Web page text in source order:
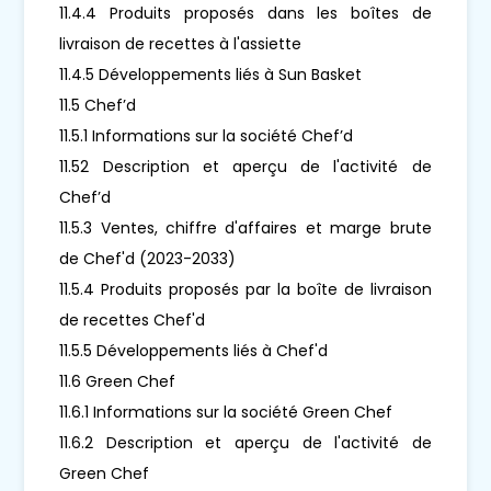
11.4.4 Produits proposés dans les boîtes de
livraison de recettes à l'assiette
11.4.5 Développements liés à Sun Basket
11.5 Chef’d
11.5.1 Informations sur la société Chef’d
11.52 Description et aperçu de l'activité de
Chef’d
11.5.3 Ventes, chiffre d'affaires et marge brute
de Chef'd (2023-2033)
11.5.4 Produits proposés par la boîte de livraison
de recettes Chef'd
11.5.5 Développements liés à Chef'd
11.6 Green Chef
11.6.1 Informations sur la société Green Chef
11.6.2 Description et aperçu de l'activité de
Green Chef